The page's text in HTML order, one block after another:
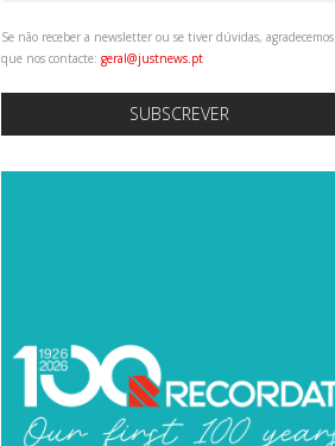
Se não receber a newsletter ou se tiver dúvidas, agradecemos
que nos contacte: geral@justnews.pt
SUBSCREVER